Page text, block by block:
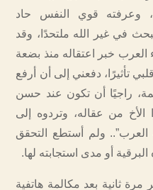
وعرفته قوي النفس حاد
في غير الله ملتحدًا، وقد
خبر اعتقاله منذ بضعة
تأثيرًا، دفعني إلى أن أرفع
راجيًا أن تكون عند حسن
من عقاله، وتردوه إلى
العرب”.. ولم أستطع التحقق
أو مدى استجابته لها.
ثانية بعد مكالمة هاتفية